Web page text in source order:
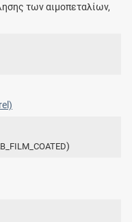
των αιμοπεταλίων,
)